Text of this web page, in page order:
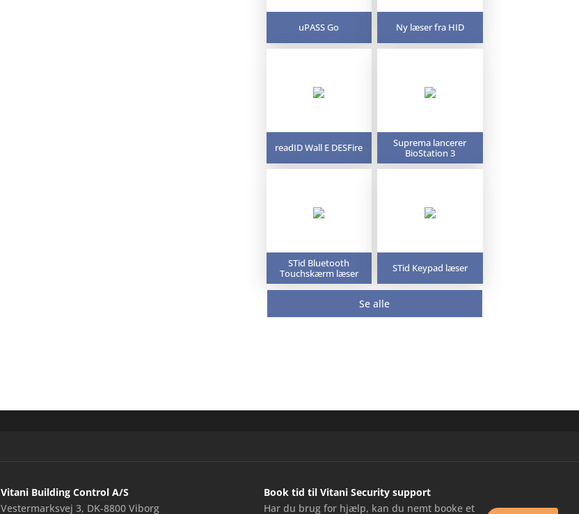
uPASS Go Ny læser fra HID
readID Wall E DESFire
Suprema lancerer
BioStation 3
STid Bluetooth
Touchskærm læser
STid Keypad læser
Se alle
Vitani Building Control A/S
Vestermarksvej 3, DK-8800 Viborg
Book tid til Vitani Security support
Har du brug for hjælp, kan du nemt booke et